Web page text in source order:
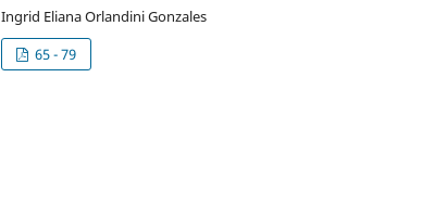
Ingrid Eliana Orlandini Gonzales
65 - 79